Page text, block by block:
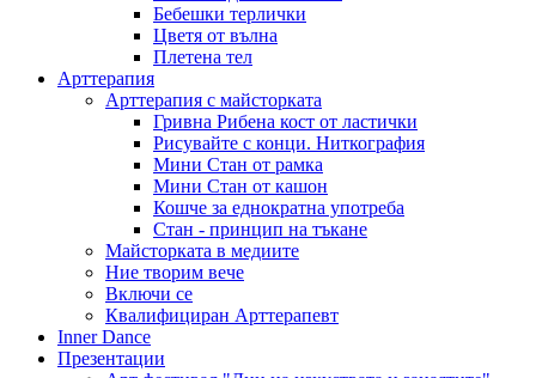
Бебешки терлички
Цветя от вълна
Плетена тел
Арттерапия
Арттерапия с майсторката
Гривна Рибена кост от ластички
Рисувайте с конци. Ниткография
Мини Стан от рамка
Мини Стан от кашон
Кошче за еднократна употреба
Стан - принцип на тъкане
Майсторката в медиите
Ние творим вече
Включи се
Квалифициран Арттерапевт
Inner Dance
Презентации